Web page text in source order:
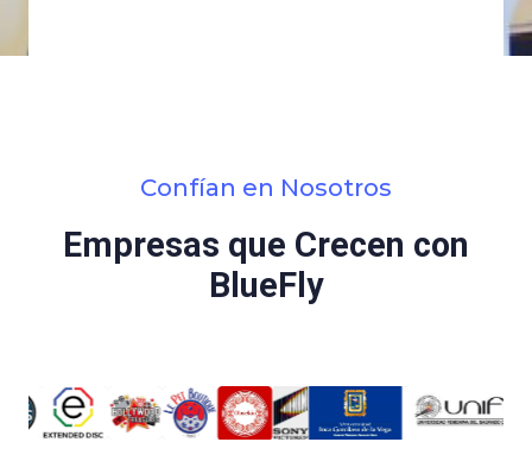
Confían en Nosotros
Empresas que Crecen con
BlueFly